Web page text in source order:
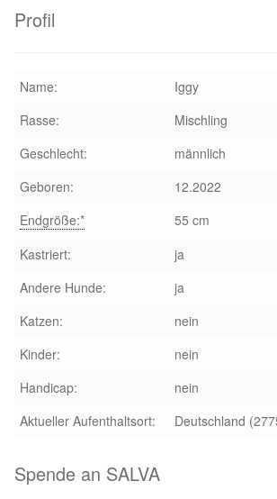
Unsere Partnertierheime
Partnertierheim La Linea in Spanien
Aktion „Hilfe La Linea“
Updates „Hilfe La Linea“
Partnertierheim in Polen
Profil
Name:
Iggy
Rasse:
Mischling
Geschlecht:
männlich
Geboren:
12.2022
Endgröße:*
55 cm
Kastriert:
ja
Andere Hunde:
ja
Katzen:
nein
Kinder:
nein
Handicap:
nein
Aktueller Aufenthaltsort:
Deutschland
Spende an SALVA